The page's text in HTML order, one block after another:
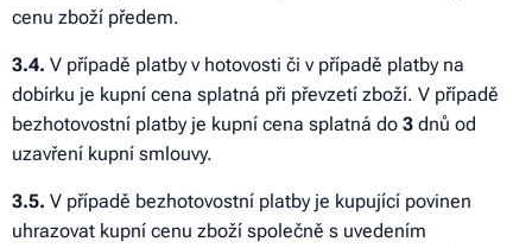
cenu zboží předem.
3.4. V případě platby v hotovosti či v případě platby na
dobírku je kupní cena splatná při převzetí zboží. V případě
bezhotovostní platby je kupní cena splatná do 3 dnů od
uzavření kupní smlouvy.
3.5. V případě bezhotovostní platby je kupující povinen
uhrazovat kupní cenu zboží společně s uvedením